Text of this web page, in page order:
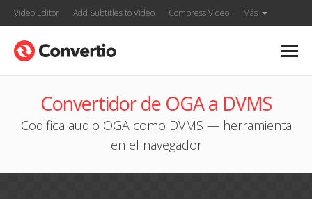
Video Editor Add Subtitles to Video Compress Video Más
Convertidor de OGA a DVMS
Codifica audio OGA como DVMS — herramienta
en el navegador